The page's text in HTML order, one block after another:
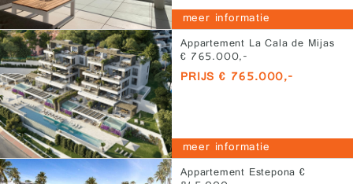
meer informatie
Appartement La Cala de Mijas
€ 765.000,-
PRIJS € 765.000,-
meer informatie
Appartement Estepona €